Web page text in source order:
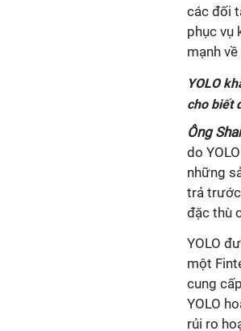
các đối
phục vụ
mạnh
YOLO
cho biết
Ông
do
những
trả trước
đặc thù
YOLO
một
cung
YOLO
rủi ro